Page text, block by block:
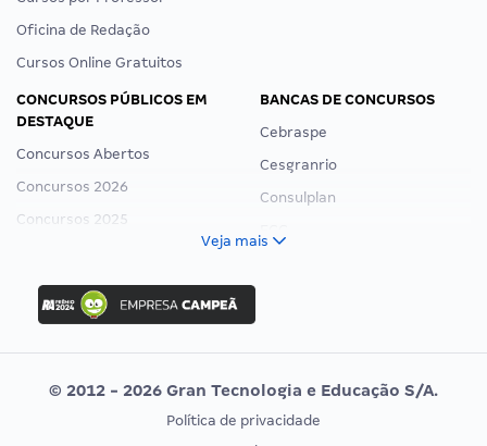
Oficina de Redação
Cursos Online Gratuitos
CONCURSOS PÚBLICOS EM
DESTAQUE
Concursos Abertos
Concursos 2026
Concursos 2025
Concurso Ibama
Concurso MPU
Editais publicados
BANCAS DE CONCURSOS
Cebraspe
Cesgranrio
Consulplan
Vunesp
CONCURSOS POR PROFISSÃO EXAME DE ORDEM
Veja mais
© 2012 - 2026 Gran Tecnologia e Educação S/A.
Política de privacidade